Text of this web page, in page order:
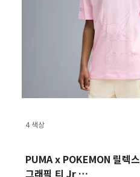
4 색상
PUMA x POKEMON 릴렉스
그래픽 티 Jr